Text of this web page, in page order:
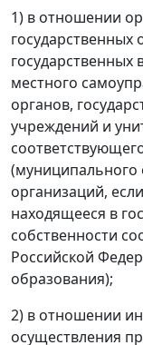
1) в отношении
государственных
местного
органов,
учреждений и
(муниципального
организаций,
находящееся в
собственности
Российской
образования);
2) в отношении
осуществления